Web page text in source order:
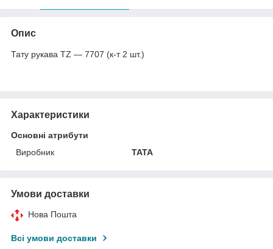
Опис
Тату рукава TZ — 7707 (к-т 2 шт.)
Характеристики
Основні атрибути
Виробник
TATA
Умови доставки
Нова Пошта
Всі умови доставки